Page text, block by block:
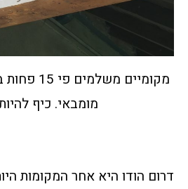
מקומיים
מומבאי. כיף
דרום הודו היא אחר המקומות